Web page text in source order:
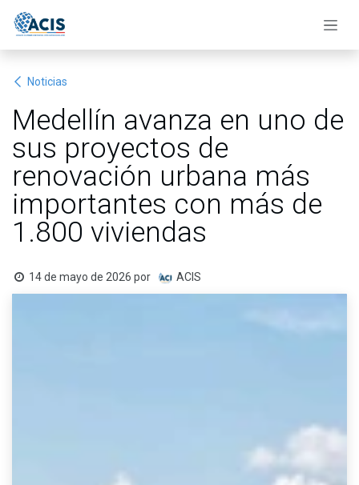
Noticias
Medellín avanza en uno de
sus proyectos de
renovación urbana más
importantes con más de
1.800 viviendas
14 de mayo de 2026 por ACIS